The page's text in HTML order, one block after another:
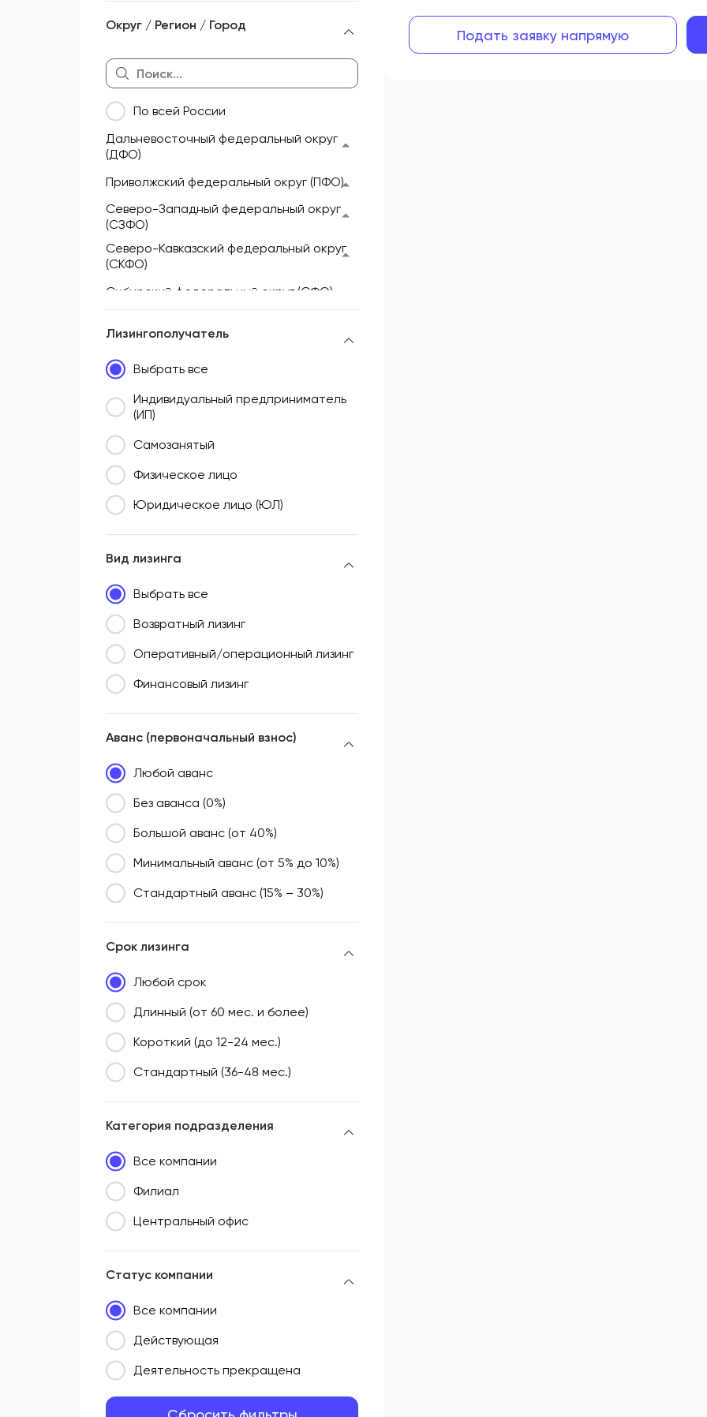
активного отдыха
Недвижимость
Оборудование
Прицепы и полуприцепы
Сельскохозяйственная техника
Складская техника
Округ / Регион / Город
По всей России
Дальневосточный федеральный округ
(ДФО)
Приволжский федеральный округ (ПФО)
Северо-Западный федеральный округ
(СЗФО)
Северо-Кавказский федеральный округ
(СКФО)
Сибирский федеральный округ (СФО)
Южный федеральный округ (ЮФО)
Лизингополучатель
Выбрать все
Индивидуальный предприниматель
(ИП)
Самозанятый
Физическое лицо
Юридическое лицо (ЮЛ)
Вид лизинга
Выбрать все
Возвратный лизинг
Оперативный/операционный лизинг
Финансовый лизинг
Аванс (первоначальный взнос)
Любой аванс
Без аванса (0%)
Большой аванс (от 40%)
Минимальный аванс (от 5% до 10%)
Стандартный аванс (15% – 30%)
Срок лизинга
Любой срок
Длинный (от 60 мес. и более)
Короткий (до 12-24 мес.)
Стандартный (36-48 мес.)
Категория подразделения
Все компании
Филиал
Центральный офис
Статус компании
Все компании
Действующая
Деятельность прекращена
Подать заявку напрямую